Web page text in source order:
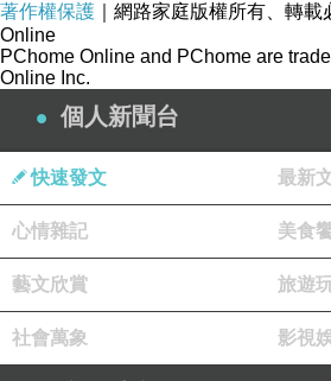
著作權保護 ｜網路家庭版權所有、轉載
Online
PChome Online and PChome are
Online Inc.
個人新聞台
快速發文 最新
心情雜記 美食
藝文欣賞 旅遊
社會萬象 影視